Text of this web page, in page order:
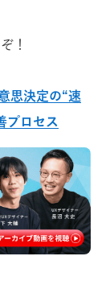
！
思決定の“速
プロセス